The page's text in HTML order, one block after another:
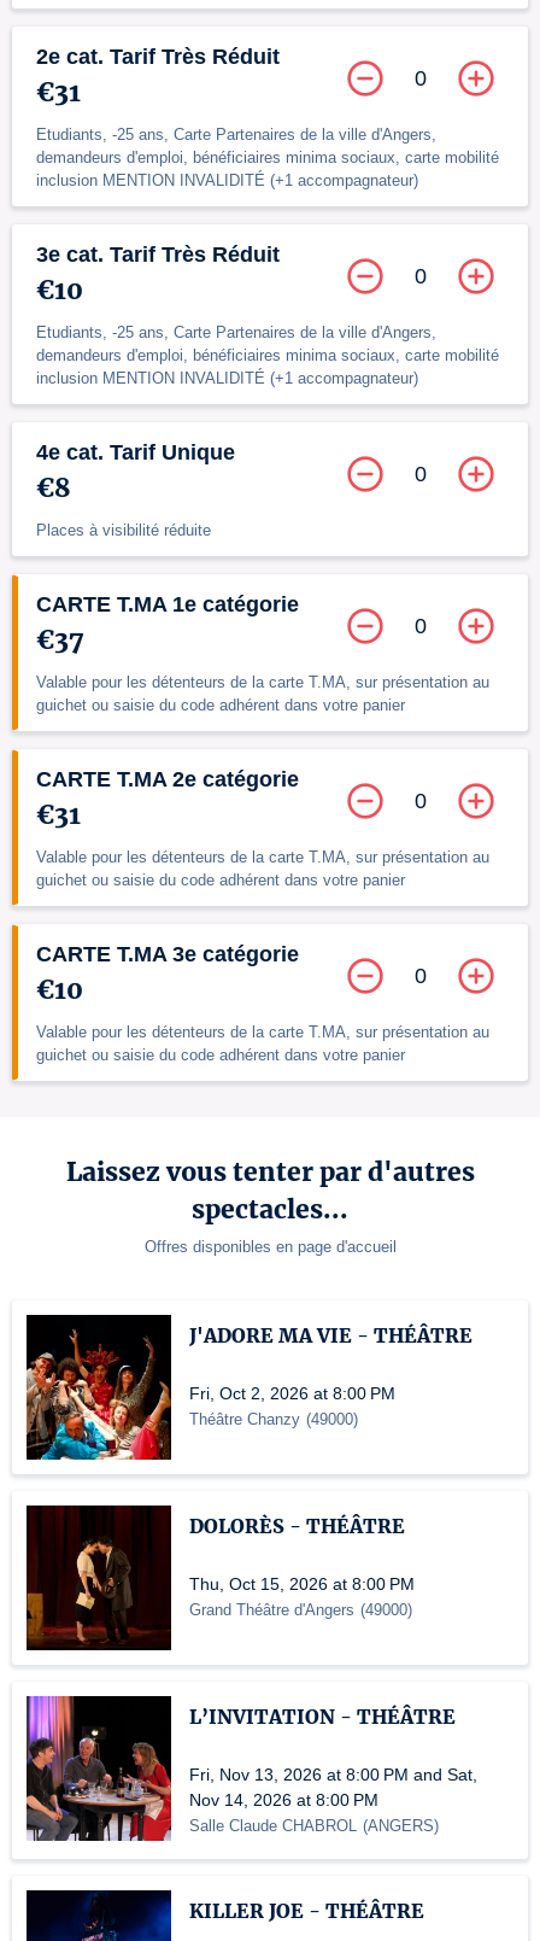
2e cat. Tarif Très Réduit
€31
Etudiants, -25 ans, Carte Partenaires de la ville d'Angers,
demandeurs d'emploi, bénéficiaires minima sociaux, carte mobilité
inclusion MENTION INVALIDITÉ (+1 accompagnateur)
0
3e cat. Tarif Très Réduit
€10
Etudiants, -25 ans, Carte Partenaires de la ville d'Angers,
demandeurs d'emploi, bénéficiaires minima sociaux, carte mobilité
inclusion MENTION INVALIDITÉ (+1 accompagnateur)
0
4e cat. Tarif Unique
€8
Places à visibilité réduite
0
CARTE T.MA 1e catégorie
€37
Valable pour les détenteurs de la carte T.MA, sur présentation au
guichet ou saisie du code adhérent dans votre panier
0
CARTE T.MA 2e catégorie
€31
Valable pour les détenteurs de la carte T.MA, sur présentation au
guichet ou saisie du code adhérent dans votre panier
0
CARTE T.MA 3e catégorie
€10
Valable pour les détenteurs de la carte T.MA, sur présentation au
guichet ou saisie du code adhérent dans votre panier
0
Laissez vous tenter par d'autres
spectacles...
Offres disponibles en page d'accueil
J'ADORE MA VIE - THÉÂTRE
Fri, Oct 2, 2026 at 8:00 PM
Théâtre Chanzy (49000)
DOLORÈS - THÉÂTRE
Thu, Oct 15, 2026 at 8:00 PM
Grand Théâtre d'Angers (49000)
L’INVITATION - THÉÂTRE
Fri, Nov 13, 2026 at 8:00 PM and Sat,
Nov 14, 2026 at 8:00 PM
Salle Claude CHABROL (ANGERS)
KILLER JOE - THÉÂTRE